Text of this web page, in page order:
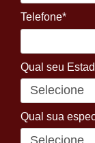
Telefone*
Qual seu
Qual sua